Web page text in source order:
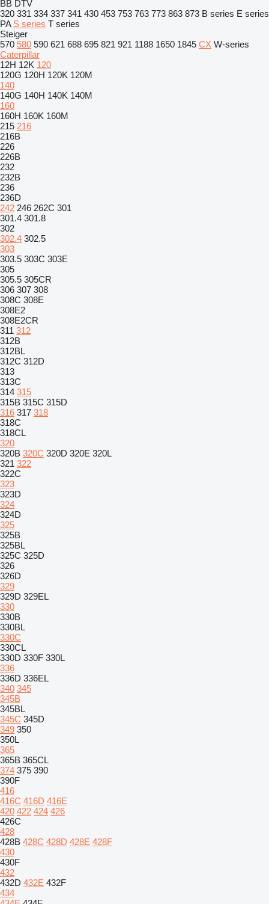
BB DTV
320 331 334 337 341 430 453 753 763 773 863 873 B series E series
PA S series T series
Steiger
570 580 590 621 688 695 821 921 1188 1650 1845 CX W-series
Caterpillar
12H 12K 120
120G 120H 120K 120M
140
140G 140H 140K 140M
160
160H 160K 160M
215 216
216B
226
226B
232
232B
236
236D
242 246 262C 301
301.4 301.8
302
302.4 302.5
303
303.5 303C 303E
305
305.5 305CR
306 307 308
308C 308E
308E2
308E2CR
311 312
312B
312BL
312C 312D
313
313C
314 315
315B 315C 315D
316 317 318
318C
318CL
320
320B 320C 320D 320E 320L
321 322
322C
323
323D
324
324D
325
325B
325BL
325C 325D
326
326D
329
329D 329EL
330
330B
330BL
330C
330CL
330D 330F 330L
336
336D 336EL
340 345
345B
345BL
345C 345D
349 350
350L
365
365B 365CL
374 375 390
390F
416
416C 416D 416E
420 422 424 426
426C
428
428B 428C 428D 428E 428F
430
430F
432
432D 432E 432F
434